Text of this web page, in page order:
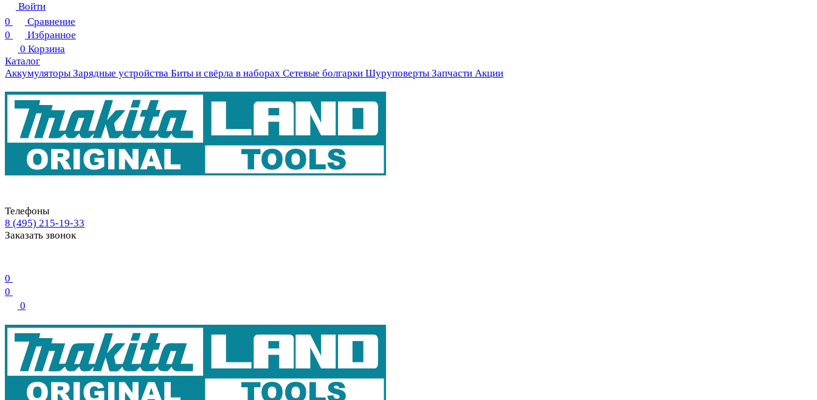
Войти
0
Сравнение
0
Избранное
0 Корзина
Каталог
Аккумуляторы Зарядные устройства Биты и свёрла в наборах Сетевые болгарки Шуруповерты Запчасти Акции
Телефоны
8 (495) 215-19-33
Заказать звонок
0
0
0